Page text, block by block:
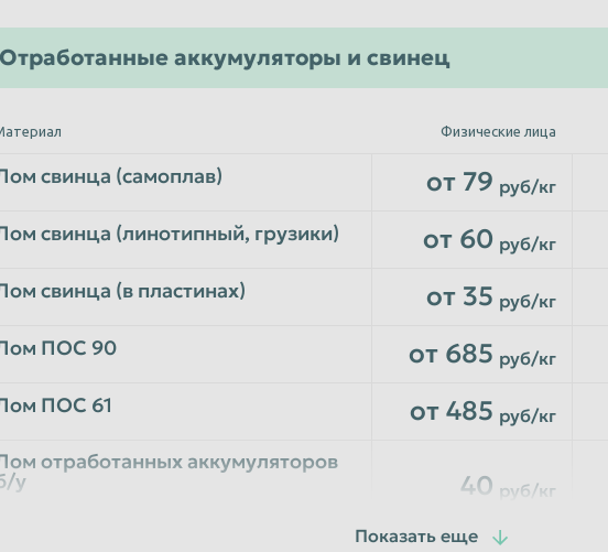
Отработанные аккумуляторы и свинец
Физические лица
свинца (самоплав) от 79 руб/кг
свинца (линотипный, грузики) от 60 руб/кг
свинца (в пластинах) от 35 руб/кг
ПОС 90 от 685 руб/кг
ПОС 61 от 485 руб/кг
отработанных аккумуляторов
у 40 руб/кг